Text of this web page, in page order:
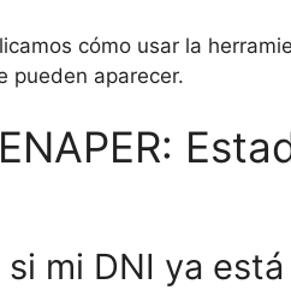
cómo usar la
pueden aparecer.
mi DNI ya está